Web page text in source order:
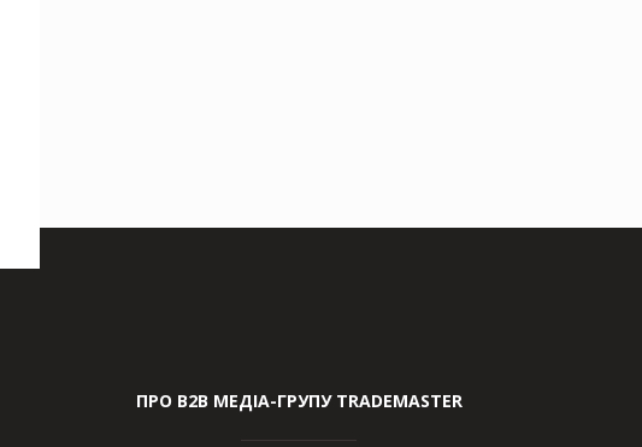
ПРО В2В МЕДІА-ГРУПУ TRADEMASTER